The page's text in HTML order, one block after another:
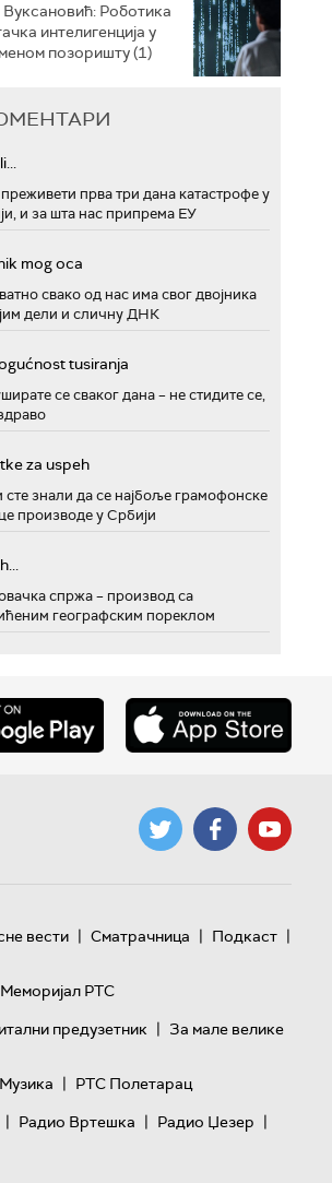
Роботика
интелигенција у
позоришту (1)
прва три дана катастрофе у
и за шта нас припрема ЕУ
mog oca
свако од нас има свог двојника
дели и сличну ДНК
tusiranja
се сваког дана – не стидите се,
za uspeh
сте знали да се најбоље грамофонске
производе у Србији
спржа – производ са
географским пореклом
вести | Сматрачница | Подкаст |
Меморијал РТС
предузетник | За мале велике
| РТС Полетарац
| Радио Вртешка | Радио Џезер |